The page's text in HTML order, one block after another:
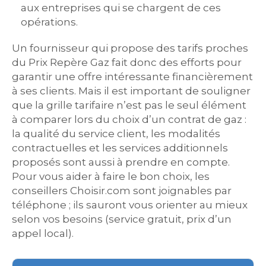
aux entreprises qui se chargent de ces
opérations.
Un fournisseur qui propose des tarifs proches
du Prix Repère Gaz fait donc des efforts pour
garantir une offre intéressante financièrement
à ses clients. Mais il est important de souligner
que la grille tarifaire n’est pas le seul élément
à comparer lors du choix d’un contrat de gaz :
la qualité du service client, les modalités
contractuelles et les services additionnels
proposés sont aussi à prendre en compte.
Pour vous aider à faire le bon choix, les
conseillers Choisir.com sont joignables par
téléphone ; ils sauront vous orienter au mieux
selon vos besoins (service gratuit, prix d’un
appel local).